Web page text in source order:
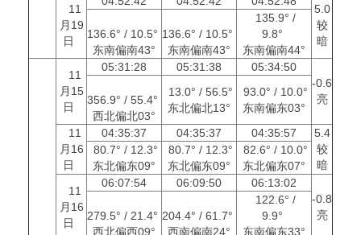
11
月19
日
5.0
较
暗
136.6° / 10.5°
东南偏南43°
136.6° / 10.5°
东南偏南43°
135.9° /
9.8°
东南偏南44°
11
月15
日
05:31:28 05:31:38
05:34:50
-0.6
亮
356.9° / 55.4°
西北偏北03°
13.0° / 56.5°
东北偏北13°
93.0° / 10.0°
东南偏东03°
11
月16
日
04:35:37 04:35:37 04:35:57
5.4
较
暗
80.7° / 12.3°
东北偏东09°
80.7° / 12.3°
东北偏东09°
82.6° / 10.0°
东北偏东07°
11
月16
日
06:07:54 06:09:50
06:13:02
-0.8
亮
279.5° / 21.4°
西北偏西09°
204.4° / 61.7°
西南偏南24°
122.6° /
9.9°
东南偏东33°